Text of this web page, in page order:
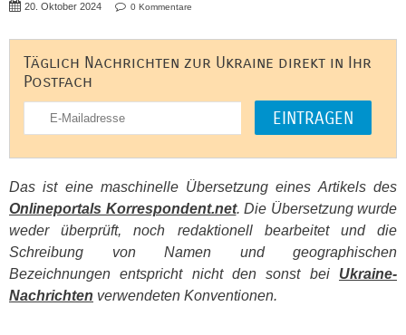
20. Oktober 2024 0 Kommentare
Täglich Nachrichten zur Ukraine direkt in Ihr
Postfach
Das ist eine maschinelle Übersetzung eines Artikels des
Onlineportals Korrespondent.net. Die Übersetzung wurde
weder überprüft, noch redaktionell bearbeitet und die
Schreibung von Namen und geographischen
Bezeichnungen entspricht nicht den sonst bei Ukraine-
Nachrichten verwendeten Konventionen.